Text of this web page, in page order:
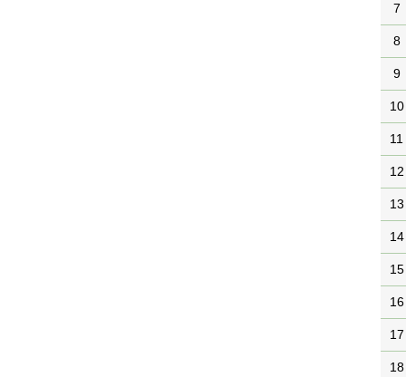
7
8
9
10
11
12
13
14
15
16
17
18